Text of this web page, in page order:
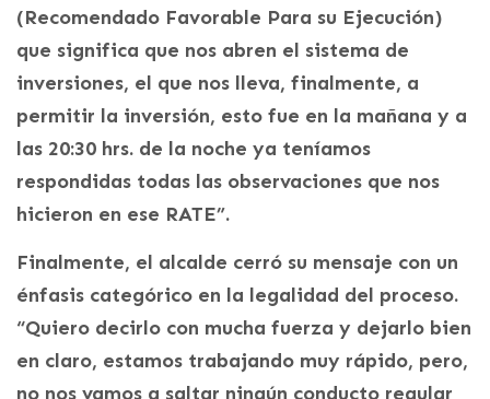
(Recomendado Favorable Para su Ejecución)
que significa que nos abren el sistema de
inversiones, el que nos lleva, finalmente, a
permitir la inversión, esto fue en la mañana y a
las 20:30 hrs. de la noche ya teníamos
respondidas todas las observaciones que nos
hicieron en ese RATE”.
Finalmente, el alcalde cerró su mensaje con un
énfasis categórico en la legalidad del proceso.
“Quiero decirlo con mucha fuerza y dejarlo bien
en claro, estamos trabajando muy rápido, pero,
no nos vamos a saltar ningún conducto regular